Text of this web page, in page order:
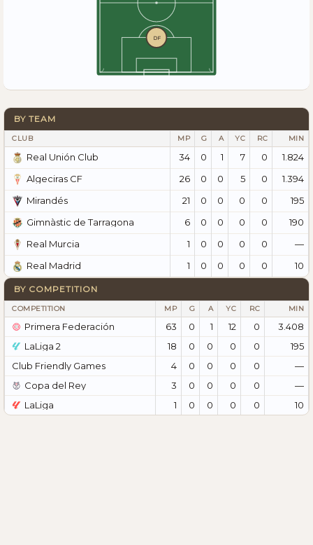
DF
BY TEAM
CLUB MP G A YC RC MIN
Real Unión Club 34 0 1 7 0
1.824
Algeciras CF
26 0 0 5 0
1.394
Mirandés
21 0 0 0 0
195
Gimnàstic de Tarragona
6 0 0 0 0
190
Real Murcia
1 0 0 0 0
—
Real Madrid
1 0 0 0 0 10
BY COMPETITION
COMPETITION MP G A YC RC MIN
Primera Federación 63 0 1 12 0
3.408
LaLiga 2
18 0 0 0 0
195
Club Friendly Games
4 0 0 0 0
—
Copa del Rey
3 0 0 0 0
—
LaLiga
1 0 0 0 0 10